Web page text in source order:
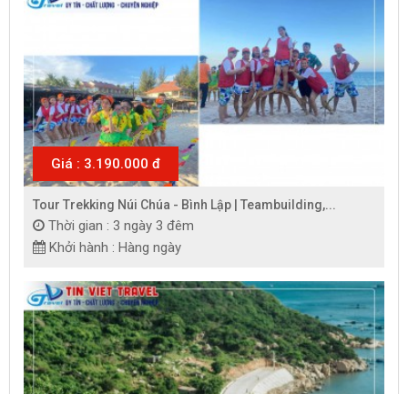
Giá : 3.190.000 đ
Tour Trekking Núi Chúa - Bình Lập | Teambuilding,...
Thời gian : 3 ngày 3 đêm
Khởi hành : Hàng ngày